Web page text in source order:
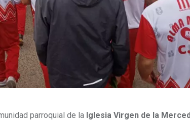
parroquial de la Iglesia Virgen de la Merced